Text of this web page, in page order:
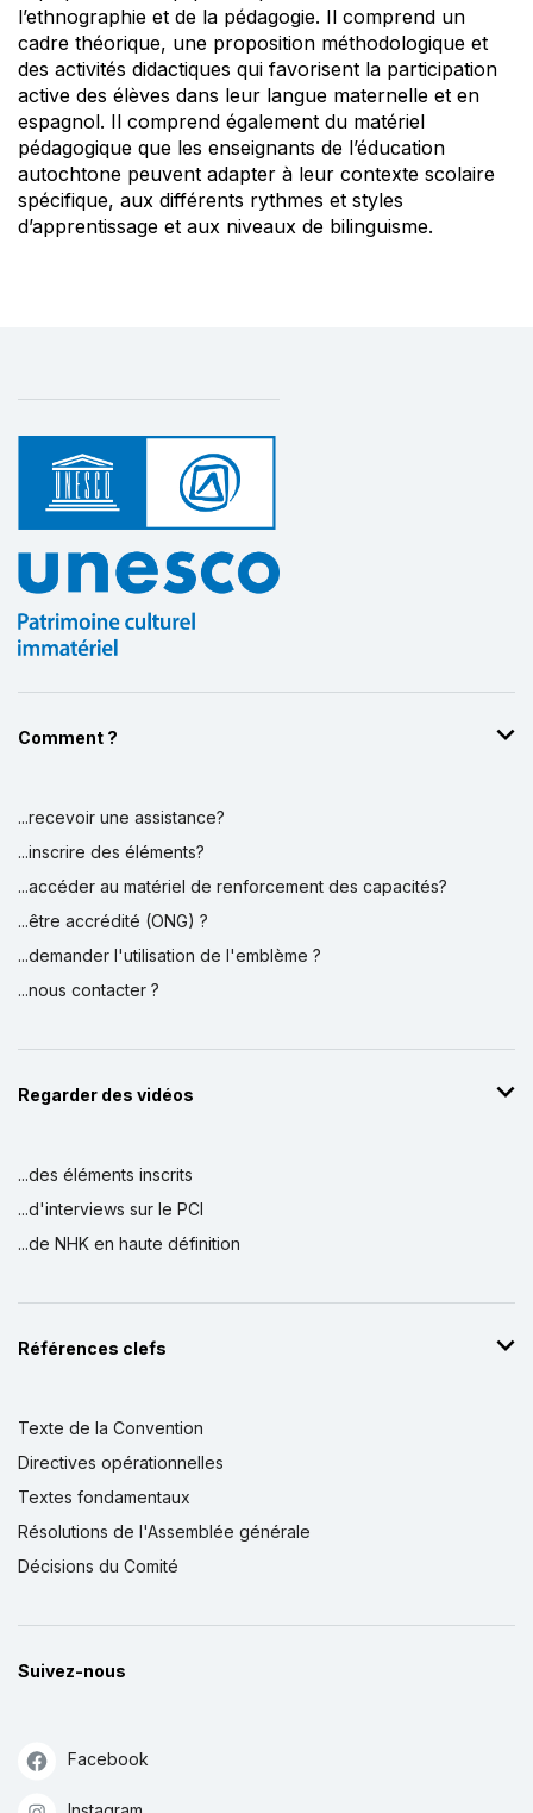
l’ethnographie et de la pédagogie. Il comprend un
cadre théorique, une proposition méthodologique et
des activités didactiques qui favorisent la participation
active des élèves dans leur langue maternelle et en
espagnol. Il comprend également du matériel
pédagogique que les enseignants de l’éducation
autochtone peuvent adapter à leur contexte scolaire
spécifique, aux différents rythmes et styles
d’apprentissage et aux niveaux de bilinguisme.
Comment ?
...recevoir une assistance?
...inscrire des éléments?
...accéder au matériel de renforcement des capacités?
...être accrédité (ONG) ?
...demander l'utilisation de l'emblème ?
...nous contacter ?
Regarder des vidéos
...des éléments inscrits
...d'interviews sur le PCI
...de NHK en haute définition
Références clefs
Texte de la Convention
Directives opérationnelles
Textes fondamentaux
Résolutions de l'Assemblée générale
Décisions du Comité
Suivez-nous
Facebook